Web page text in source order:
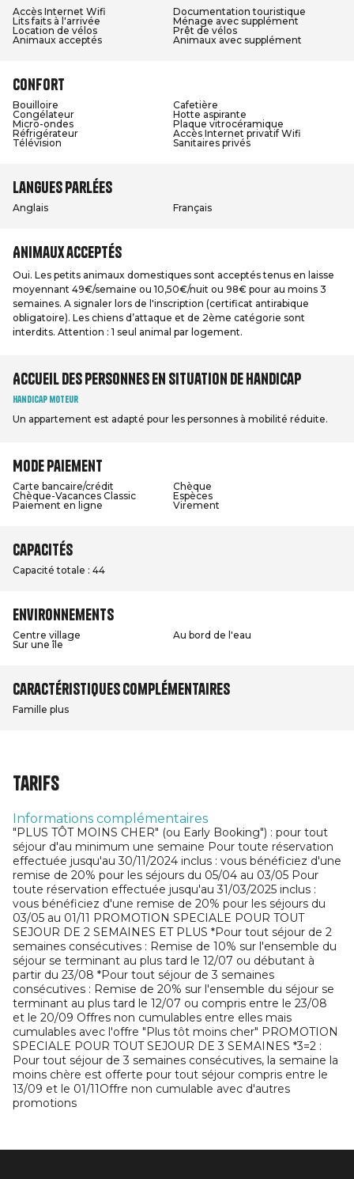
Accès Internet Wifi
Documentation touristique
Lits faits à l'arrivée
Ménage avec supplément
Location de vélos
Prêt de vélos
Animaux acceptés
Animaux avec supplément
Confort
Bouilloire
Cafetière
Congélateur
Hotte aspirante
Micro-ondes
Plaque vitrocéramique
Réfrigérateur
Accès Internet privatif Wifi
Télévision
Sanitaires privés
Langues parlées
Anglais Français
Animaux acceptés
Oui. Les petits animaux domestiques sont acceptés tenus en laisse
moyennant 49€/semaine ou 10,50€/nuit ou 98€ pour au moins 3
semaines. A signaler lors de l'inscription (certificat antirabique
obligatoire). Les chiens d’attaque et de 2ème catégorie sont
interdits. Attention : 1 seul animal par logement.
Accueil des personnes en situation de handicap
Handicap moteur
Un appartement est adapté pour les personnes à mobilité réduite.
Mode paiement
Carte bancaire/crédit
Chèque
Chèque-Vacances Classic
Espèces
Paiement en ligne
Virement
Capacités
Capacité totale : 44
Environnements
Centre village
Au bord de l'eau
Sur une île
Caractéristiques complémentaires
Famille plus
Tarifs
Informations complémentaires
"PLUS TÔT MOINS CHER" (ou Early Booking") : pour tout
séjour d'au minimum une semaine Pour toute réservation
effectuée jusqu'au 30/11/2024 inclus : vous bénéficiez d'une
remise de 20% pour les séjours du 05/04 au 03/05 Pour
toute réservation effectuée jusqu'au 31/03/2025 inclus :
vous bénéficiez d'une remise de 20% pour les séjours du
03/05 au 01/11 PROMOTION SPECIALE POUR TOUT
SEJOUR DE 2 SEMAINES ET PLUS *Pour tout séjour de 2
semaines consécutives : Remise de 10% sur l'ensemble du
séjour se terminant au plus tard le 12/07 ou débutant à
partir du 23/08 *Pour tout séjour de 3 semaines
consécutives : Remise de 20% sur l'ensemble du séjour se
terminant au plus tard le 12/07 ou compris entre le 23/08
et le 20/09 Offres non cumulables entre elles mais
cumulables avec l'offre "Plus tôt moins cher" PROMOTION
SPECIALE POUR TOUT SEJOUR DE 3 SEMAINES *3=2 :
Pour tout séjour de 3 semaines consécutives, la semaine la
moins chère est offerte pour tout séjour compris entre le
13/09 et le 01/11Offre non cumulable avec d'autres
promotions